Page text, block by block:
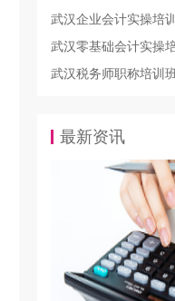
武汉企业会计实操培
武汉零基础会计实操
武汉税务师职称培训
最新资讯